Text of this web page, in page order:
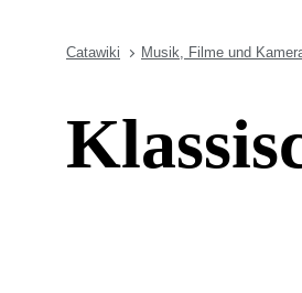
Catawiki Musik, Filme und